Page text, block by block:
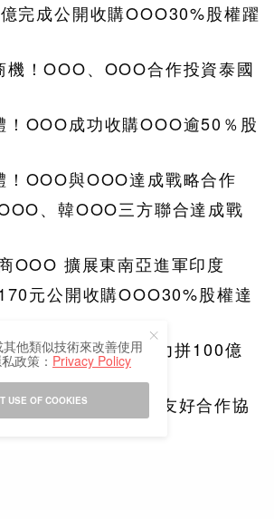
完成公開收購OOO30%股權躍
機！OOO、OOO合作投資泰國
！OOO成功收購OOO逾50％股
！OOO與OOO達成戰略合作
、韓OOO三方聯合達成戰
OOO 擴展東南亞進軍印度
元公開收購OOO30%股權達
雄結盟 雙11檔期力拼100億
市和日本O
簽定友好合作協
他類似技術來改善使用
政策： Privacy Policy
USE OF COOKIES